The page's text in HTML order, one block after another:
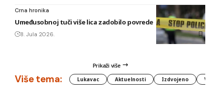
Crna hronika
Umeđusobnoj tuči više lica zadobilo povrede
8. Jula 2026.
Prikaži više
Više tema: Lukavac Aktuelnosti Izdvojeno